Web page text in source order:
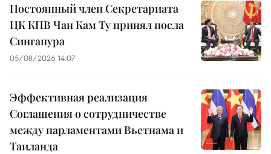
Постоянный член Секретариата
ЦК КПВ Чан Кам Ту принял посла
Сингапура
05/08/2026 14:07
Эффективная реализация
Соглашения о сотрудничестве
между парламентами Вьетнама и
Таиланда